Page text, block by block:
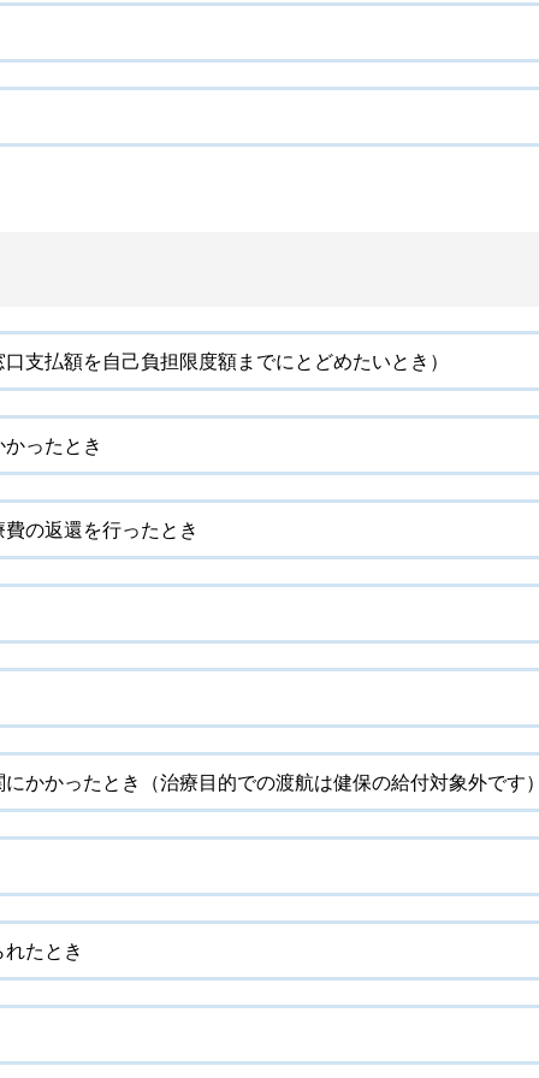
支払額を自己負担限度額までにとどめたいとき）
ったとき
の返還を行ったとき
かかったとき（治療目的での渡航は健保の給付対象外です
たとき